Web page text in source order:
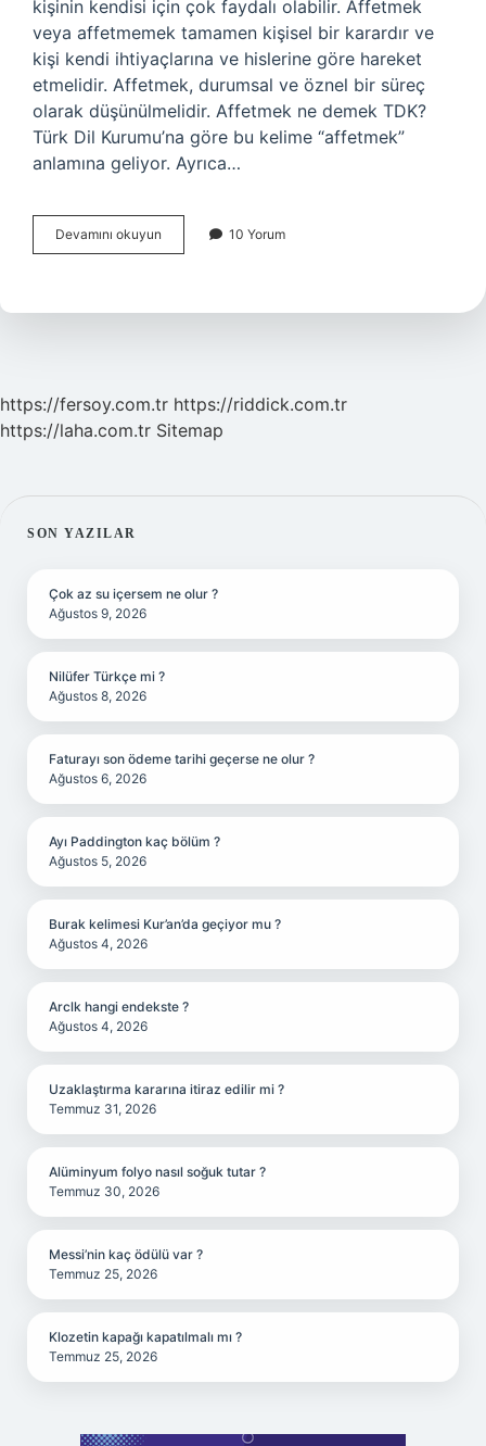
kişinin kendisi için çok faydalı olabilir. Affetmek
veya affetmemek tamamen kişisel bir karardır ve
kişi kendi ihtiyaçlarına ve hislerine göre hareket
etmelidir. Affetmek, durumsal ve öznel bir süreç
olarak düşünülmelidir. Affetmek ne demek TDK?
Türk Dil Kurumu’na göre bu kelime “affetmek”
anlamına geliyor. Ayrıca…
Devamını okuyun Affetmek
Deyim
10 Yorum
https://fersoy.com.tr https://riddick.com.tr
https://laha.com.tr Sitemap
SIDEBAR
SON YAZILAR
Çok az su içersem ne olur ?
Ağustos 9, 2026
Nilüfer Türkçe mi ?
Ağustos 8, 2026
Faturayı son ödeme tarihi geçerse ne olur ?
Ağustos 6, 2026
Ayı Paddington kaç bölüm ?
Ağustos 5, 2026
Burak kelimesi Kur’an’da geçiyor mu ?
Ağustos 4, 2026
Arclk hangi endekste ?
Ağustos 4, 2026
Uzaklaştırma kararına itiraz edilir mi ?
Temmuz 31, 2026
Alüminyum folyo nasıl soğuk tutar ?
Temmuz 30, 2026
Messi’nin kaç ödülü var ?
Temmuz 25, 2026
Klozetin kapağı kapatılmalı mı ?
Temmuz 25, 2026